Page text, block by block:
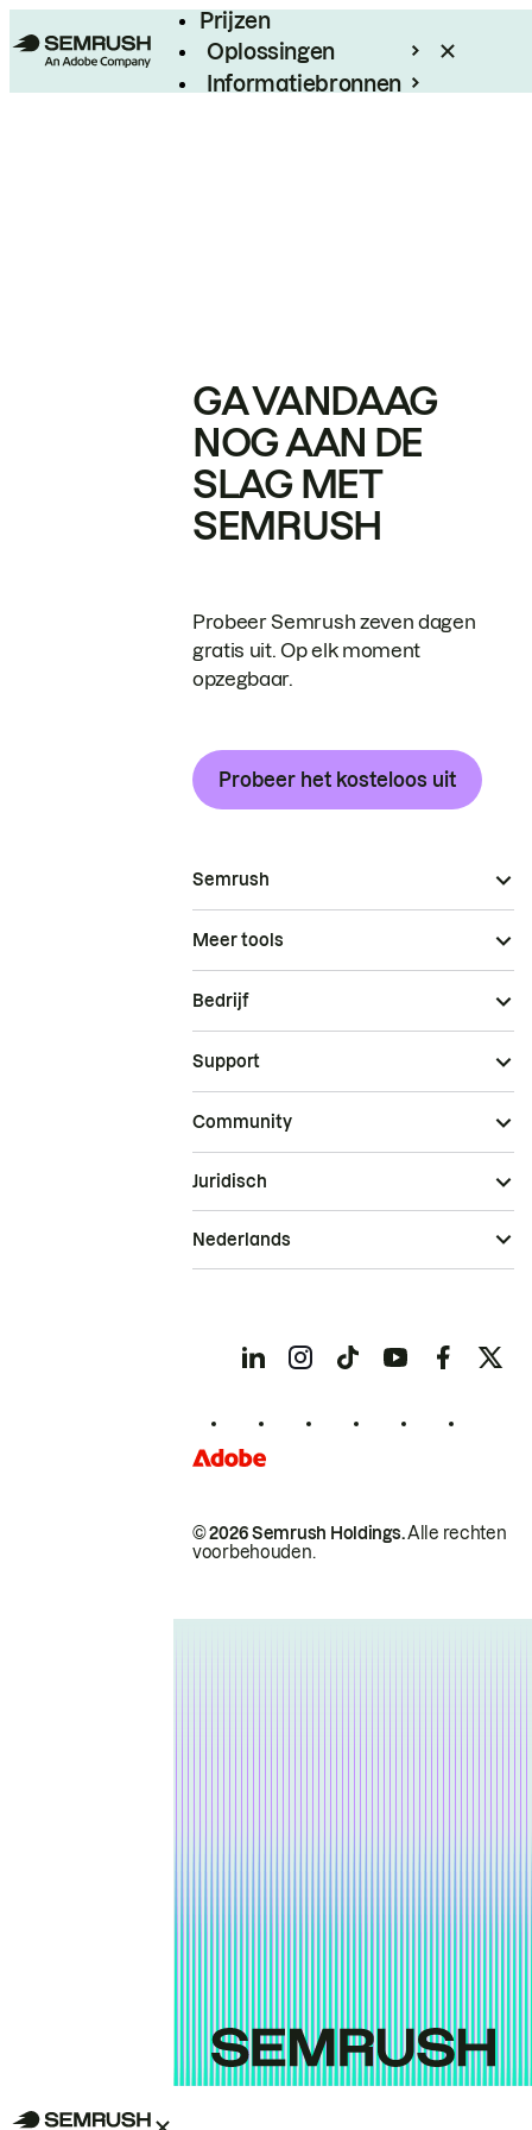
Prijzen
Oplossingen
Informatiebronnen
GA VANDAAG
NOG AAN DE
SLAG MET
SEMRUSH
Probeer Semrush zeven dagen
gratis uit. Op elk moment
opzegbaar.
Probeer het kosteloos uit
Semrush
Meer tools
Bedrijf
Support
Community
© 2026 Semrush Holdings.Alle rechten
voorbehouden.
Juridisch
Nederlands